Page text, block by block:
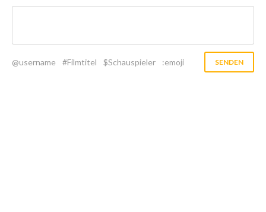
@username #Filmtitel $Schauspieler :emoji